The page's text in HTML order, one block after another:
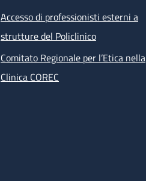
Accesso di professionisti esterni a
strutture del Policlinico
Comitato Regionale per l’Etica nella
Clinica COREC